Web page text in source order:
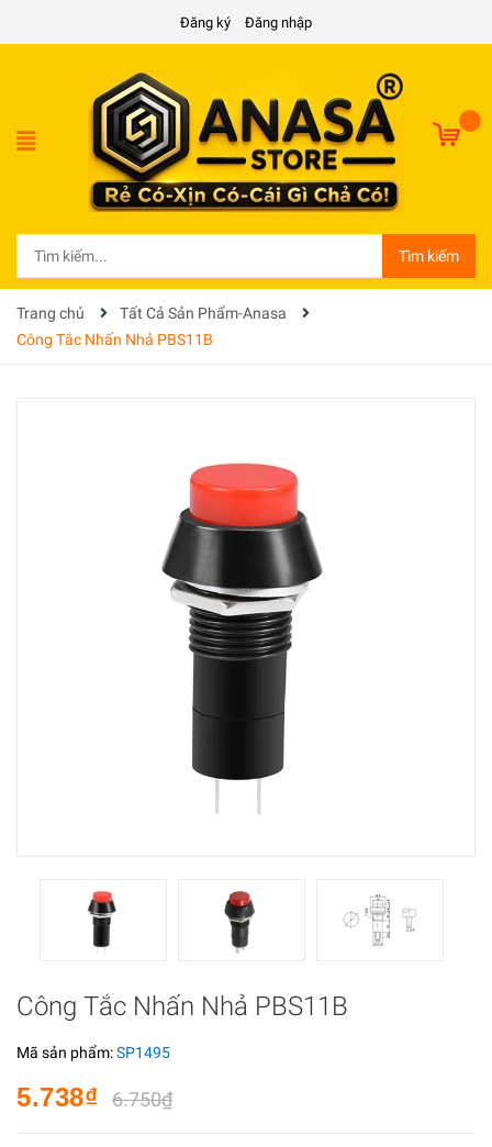
Đăng ký Đăng nhập
Tìm kiếm
Trang chủ
Tất Cả Sản Phẩm-Anasa
Công Tắc Nhấn Nhả PBS11B
Công Tắc Nhấn Nhả PBS11B
Mã sản phẩm:SP1495
5.738₫ 6.750₫